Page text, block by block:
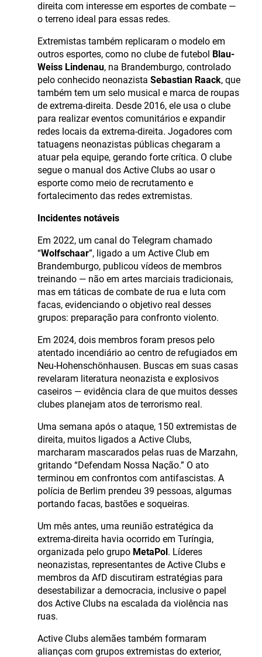
direita com interesse em esportes de combate —
o terreno ideal para essas redes.
Extremistas também replicaram o modelo em
outros esportes, como no clube de futebol Blau-
Weiss Lindenau, na Brandemburgo, controlado
pelo conhecido neonazista Sebastian Raack, que
também tem um selo musical e marca de roupas
de extrema-direita. Desde 2016, ele usa o clube
para realizar eventos comunitários e expandir
redes locais da extrema-direita. Jogadores com
tatuagens neonazistas públicas chegaram a
atuar pela equipe, gerando forte crítica. O clube
segue o manual dos Active Clubs ao usar o
esporte como meio de recrutamento e
fortalecimento das redes extremistas.
Incidentes notáveis
Em 2022, um canal do Telegram chamado
“Wolfschaar”, ligado a um Active Club em
Brandemburgo, publicou vídeos de membros
treinando — não em artes marciais tradicionais,
mas em táticas de combate de rua e luta com
facas, evidenciando o objetivo real desses
grupos: preparação para confronto violento.
Em 2024, dois membros foram presos pelo
atentado incendiário ao centro de refugiados em
Neu-Hohenschönhausen. Buscas em suas casas
revelaram literatura neonazista e explosivos
caseiros — evidência clara de que muitos desses
clubes planejam atos de terrorismo real.
Uma semana após o ataque, 150 extremistas de
direita, muitos ligados a Active Clubs,
marcharam mascarados pelas ruas de Marzahn,
gritando “Defendam Nossa Nação.” O ato
terminou em confrontos com antifascistas. A
polícia de Berlim prendeu 39 pessoas, algumas
portando facas, bastões e soqueiras.
Um mês antes, uma reunião estratégica da
extrema-direita havia ocorrido em Turíngia,
organizada pelo grupo MetaPol . Líderes
neonazistas, representantes de Active Clubs e
membros da AfD discutiram estratégias para
desestabilizar a democracia, inclusive o papel
dos Active Clubs na escalada da violência nas
ruas.
Active Clubs alemães também formaram
alianças com grupos extremistas do exterior,